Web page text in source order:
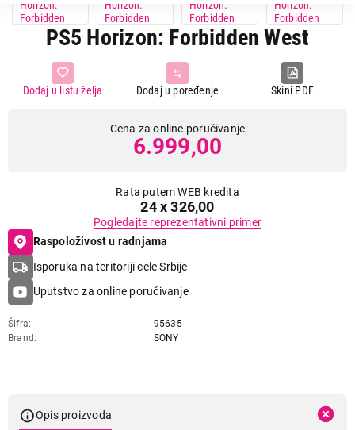
PS5 Horizon: Forbidden West
Skini PDF
Dodaj u poređenje
Dodaj u listu želja
Cena za online poručivanje
6.999,00
Rata putem WEB kredita
24 x 326,00
Pogledajte reprezentativni primer
Raspoloživost u radnjama
Isporuka na teritoriji cele Srbije
Uputstvo za online poručivanje
Šifra
95635
Brand
SONY
Opis proizvoda